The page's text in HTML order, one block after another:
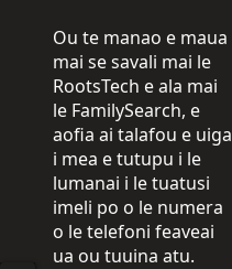
Ou te manao e maua
mai se savali mai le
RootsTech e ala mai
le FamilySearch, e
aofia ai talafou e uiga
i mea e tutupu i le
lumanai i le tuatusi
imeli po o le numera
o le telefoni feaveai
ua ou tuuina atu.